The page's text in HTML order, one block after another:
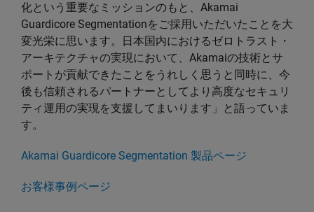
化という重要なミッションのもと、Akamai
Guardicore Segmentationをご採用いただいたことを大
変光栄に思います。日本国内におけるゼロトラスト・
アーキテクチャの実現において、Akamaiの技術とサ
ポートが貢献できたことをうれしく思うと同時に、今
後も信頼されるパートナーとしてより高度なセキュリ
ティ運用の実現を支援してまいります」と語っていま
す。
Akamai Guardicore Segmentation 製品ページ
お客様事例ページ